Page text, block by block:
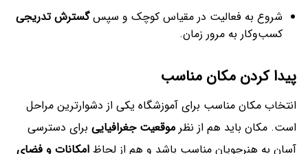
شروع به فعالیت در مقیاس کوچک و سپسگسترش تدریجی
کسب‌وکار به مرور زمان.
پیدا کردن مکان مناسب
انتخاب مکان مناسب برای آموزشگاه یکی از دشوارترین مراحل
است. مکان باید هم از نظر موقعیت جغرافیایی برای دسترسی
آسان به هنرجویان مناسب باشد و هم از لحاظ امکانات و فضای